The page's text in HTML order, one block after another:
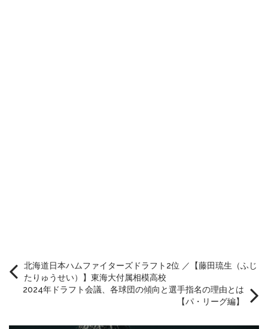
北海道日本ハムファイターズドラフト2位 ／【藤田琉生（ふじ
たりゅうせい）】東海大付属相模高校
2024年ドラフト会議、各球団の傾向と選手指名の理由とは
【パ・リーグ編】